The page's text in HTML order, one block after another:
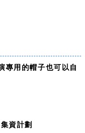
用的帽子也可以自
資計劃